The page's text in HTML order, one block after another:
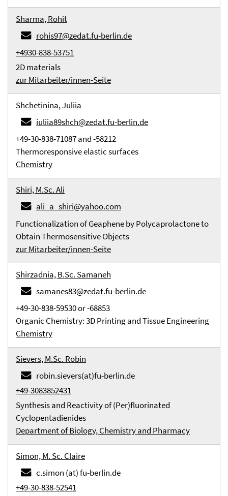
Sharma, Rohit
rohis97@zedat.fu-berlin.de
+4930-838-53751
2D materials
zur Mitarbeiter/innen-Seite
Shchetinina, Juliia
iuliia89shch@zedat.fu-berlin.de
+49-30-838-71087 and -58212
Thermoresponsive elastic surfaces
Chemistry
Shiri, M.Sc. Ali
ali_a_shiri@yahoo.com
Functionalization of Geaphene by Polycaprolactone to
Obtain Thermosensitive Objects
zur Mitarbeiter/innen-Seite
Shirzadnia, B.Sc. Samaneh
samanes83@zedat.fu-berlin.de
+49-30-838-59530 or -68853
Organic Chemistry: 3D Printing and Tissue Engineering
Chemistry
Sievers, M.Sc. Robin
robin.sievers(at)fu-berlin.de
+49-3083852431
Synthesis and Reactivity of (Per)fluorinated
Cyclopentadienides
Department of Biology, Chemistry and Pharmacy
Simon, M. Sc. Claire
c.simon (at) fu-berlin.de
+49-30-838-52541